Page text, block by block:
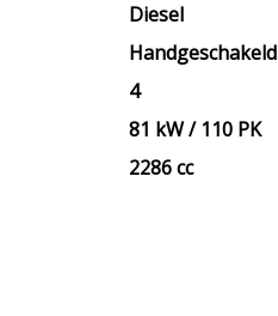
Diesel
Handgeschakeld
4
81 kW / 110 PK
2286 cc